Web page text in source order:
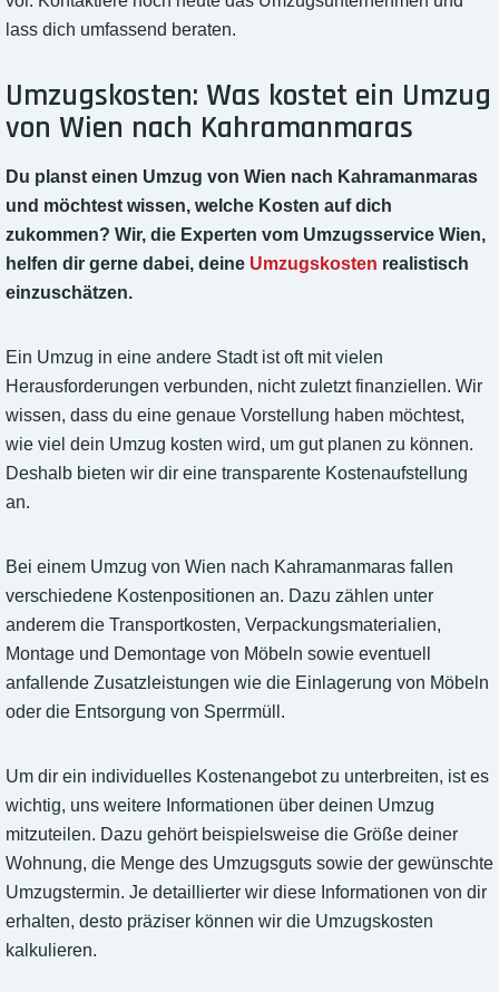
lass dich umfassend beraten.
Umzugskosten: Was kostet ein Umzug
von Wien nach Kahramanmaras
Du planst einen Umzug von Wien nach Kahramanmaras
und möchtest wissen, welche Kosten auf dich
zukommen? Wir, die Experten vom Umzugsservice Wien,
helfen dir gerne dabei, deine Umzugskosten realistisch
einzuschätzen.
Ein Umzug in eine andere Stadt ist oft mit vielen
Herausforderungen verbunden, nicht zuletzt finanziellen. Wir
wissen, dass du eine genaue Vorstellung haben möchtest,
wie viel dein Umzug kosten wird, um gut planen zu können.
Deshalb bieten wir dir eine transparente Kostenaufstellung
an.
Bei einem Umzug von Wien nach Kahramanmaras fallen
verschiedene Kostenpositionen an. Dazu zählen unter
anderem die Transportkosten, Verpackungsmaterialien,
Montage und Demontage von Möbeln sowie eventuell
anfallende Zusatzleistungen wie die Einlagerung von Möbeln
oder die Entsorgung von Sperrmüll.
Um dir ein individuelles Kostenangebot zu unterbreiten, ist es
wichtig, uns weitere Informationen über deinen Umzug
mitzuteilen. Dazu gehört beispielsweise die Größe deiner
Wohnung, die Menge des Umzugsguts sowie der gewünschte
Umzugstermin. Je detaillierter wir diese Informationen von dir
erhalten, desto präziser können wir die Umzugskosten
kalkulieren.